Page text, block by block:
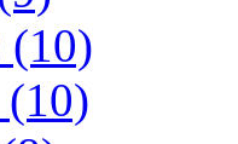
(10)
(10)